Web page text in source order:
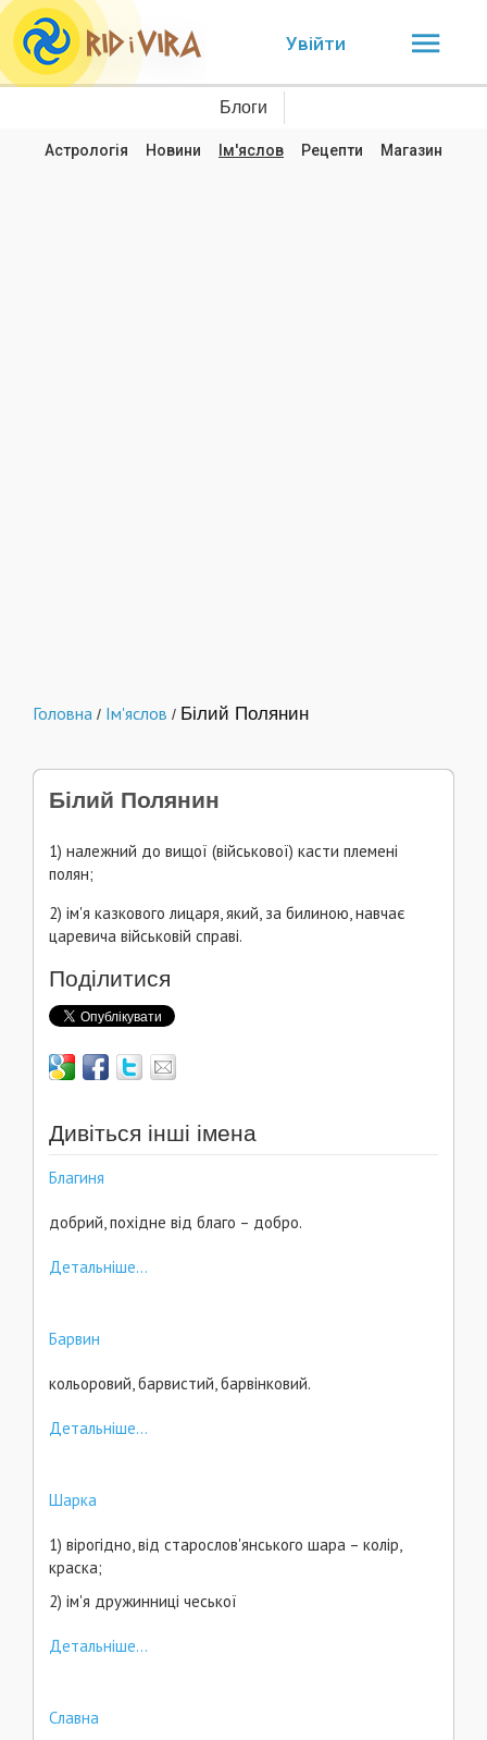
Увійти
Блоги
Астрологія Новини Ім'яслов Рецепти Магазин
Головна / Ім'яслов / Білий Полянин
Білий Полянин
1) належний до вищої (військової) касти племені
полян;
2) ім'я казкового лицаря, який, за билиною, навчає
царевича військовій справі.
Поділитися
Дивіться інші імена
Благиня
добрий, похідне від благо – добро.
Детальніше...
Барвин
кольоровий, барвистий, барвінковий.
Детальніше...
Шарка
1) вірогідно, від старослов'янського шара – колір,
краска;
2) ім'я дружинниці чеської
Детальніше...
Славна